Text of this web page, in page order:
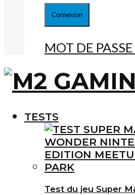
MOT DE
TESTS
Test du jeu Super